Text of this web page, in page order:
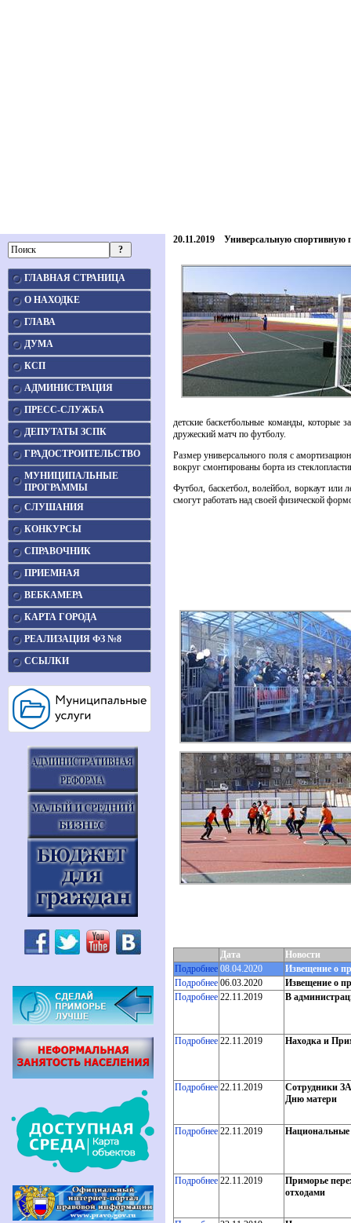
ГЛАВНАЯ СТРАНИЦА
О НАХОДКЕ
ГЛАВА
ДУМА
КСП
АДМИНИСТРАЦИЯ
ПРЕСС-СЛУЖБА
ДЕПУТАТЫ ЗСПК
ГРАДОСТРОИТЕЛЬСТВО
МУНИЦИПАЛЬНЫЕ
ПРОГРАММЫ
СЛУШАНИЯ
КОНКУРСЫ
СПРАВОЧНИК
ПРИЕМНАЯ
ВЕБКАМЕРА
КАРТА ГОРОДА
РЕАЛИЗАЦИЯ ФЗ №8
ССЫЛКИ
20.11.2019 Универсальную
детские баскетбольные команды, которые
дружеский матч по футболу.
Размер универсального поля с
вокруг смонтированы борта из
Футбол, баскетбол, волейбол, воркаут или
смогут работать над своей физической
Дата
Новости
Подробнее 08.04.2020
Извещение о
Подробнее 06.03.2020
Извещение о
Подробнее 22.11.2019 В
Подробнее 22.11.2019 Находка и
Подробнее 22.11.2019
Сотрудники
Дню матери
Подробнее 22.11.2019 Национальные
Подробнее 22.11.2019
Приморье
отходами